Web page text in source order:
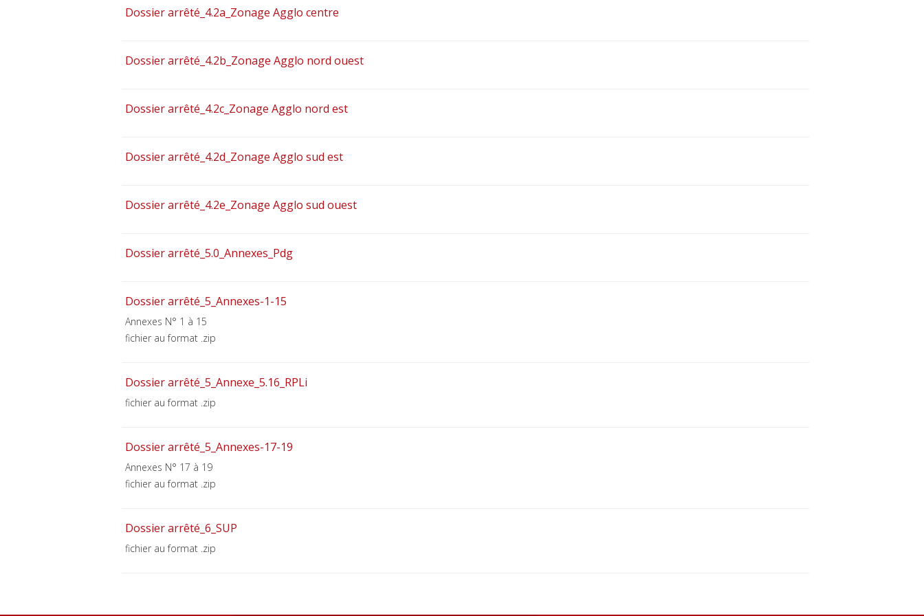
Dossier arrêté_4.2a_Zonage Agglo centre
Dossier arrêté_4.2b_Zonage Agglo nord ouest
Dossier arrêté_4.2c_Zonage Agglo nord est
Dossier arrêté_4.2d_Zonage Agglo sud est
Dossier arrêté_4.2e_Zonage Agglo sud ouest
Dossier arrêté_5.0_Annexes_Pdg
Dossier arrêté_5_Annexes-1-15
Annexes N° 1 à 15
fichier au format .zip
Dossier arrêté_5_Annexe_5.16_RPLi
fichier au format .zip
Dossier arrêté_5_Annexes-17-19
Annexes N° 17 à 19
fichier au format .zip
Dossier arrêté_6_SUP
fichier au format .zip